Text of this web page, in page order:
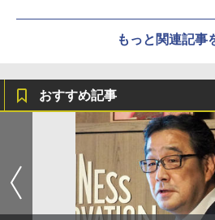
もっと関連記事
おすすめ記事